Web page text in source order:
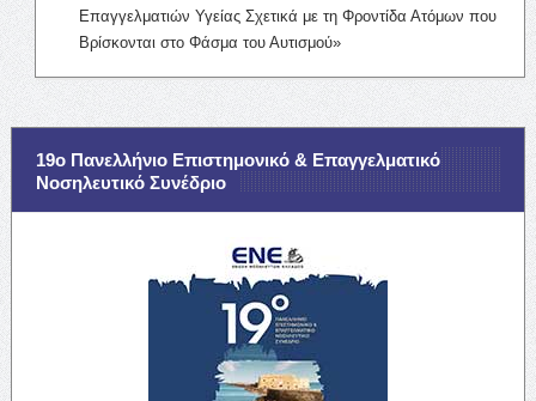
Επαγγελματιών Υγείας Σχετικά με τη Φροντίδα Ατόμων που
Βρίσκονται στο Φάσμα του Αυτισμού»
19ο Πανελλήνιο Επιστημονικό & Επαγγελματικό
Νοσηλευτικό Συνέδριο